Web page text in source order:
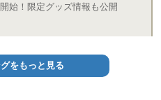
始！限定グッズ情報も公開
をもっと見る